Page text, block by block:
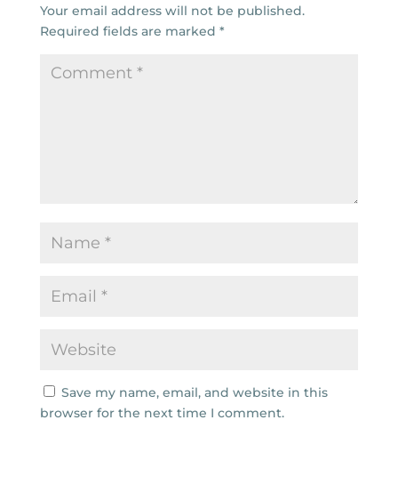
Your email address will not be published.
Required fields are marked *
Save my name, email, and website in this
browser for the next time I comment.